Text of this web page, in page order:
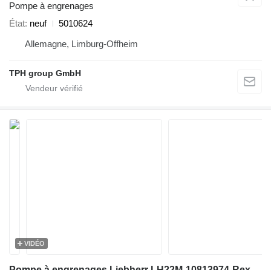
Pompe à engrenages
État neuf
5010624
Allemagne, Limburg-Offheim
TPH group GmbH
VIDÉO